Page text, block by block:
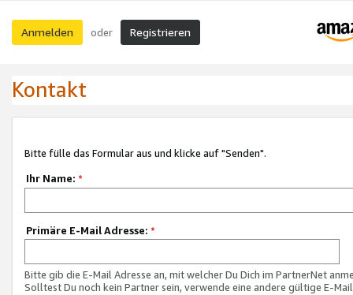
Anmelden oder Registrieren
Kontakt
Bitte fülle das Formular aus und klicke auf "Senden".
Ihr Name: *
Primäre E-Mail Adresse: *
Bitte gib die E-Mail Adresse an, mit welcher Du Dich im PartnerNet
Solltest Du noch kein Partner sein, verwende eine andere gültige E-